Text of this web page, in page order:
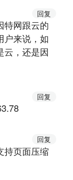
回复
特网跟云的
户来说，如
云，还是因
回复
回复
持页面压缩